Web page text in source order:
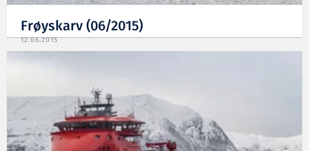
Frøyskarv (06/2015)
12.06.2015